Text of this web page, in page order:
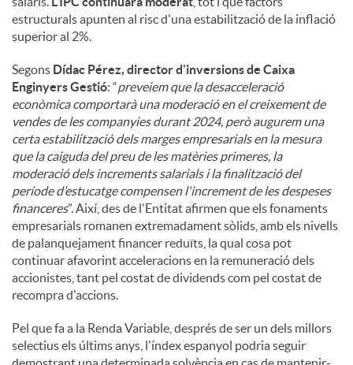
estructurals apunten al risc d'una estabilització de la inflació
superior al 2%.
Segons Dídac Pérez, director d'inversions de Caixa
Enginyers Gestió: “preveiem que la desacceleració
econòmica comportarà una moderació en el creixement de
vendes de les companyies durant 2024, però augurem una
certa estabilització dels marges empresarials en la mesura
que la caiguda del preu de les matèries primeres, la
moderació dels increments salarials i la finalització del
període d’estucatge compensen l'increment de les despeses
financeres”. Així, des de l'Entitat afirmen que els fonaments
empresarials romanen extremadament sòlids, amb els nivells
de palanquejament financer reduïts, la qual cosa pot
continuar afavorint acceleracions en la remuneració dels
accionistes, tant pel costat de dividends com pel costat de
recompra d'accions.
Pel que fa a la Renda Variable, després de ser un dels millors
selectius els últims anys, l'índex espanyol podria seguir